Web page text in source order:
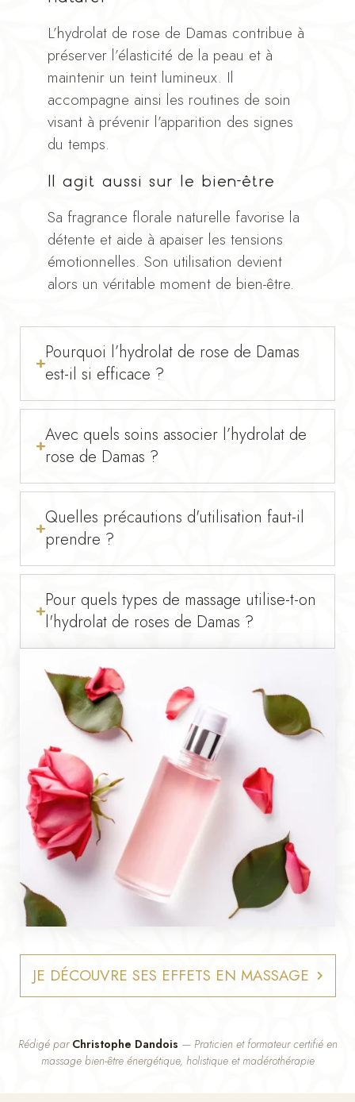
L’hydrolat de rose de Damas contribue à
préserver l’élasticité de la peau et à
maintenir un teint lumineux. Il
accompagne ainsi les routines de soin
visant à prévenir l’apparition des signes
du temps.
Il agit aussi sur le bien-être
Sa fragrance florale naturelle favorise la
détente et aide à apaiser les tensions
émotionnelles. Son utilisation devient
alors un véritable moment de bien-être.
Pourquoi l’hydrolat de rose de Damas
est-il si efficace ?
Avec quels soins associer l’hydrolat de
rose de Damas ?
Quelles précautions d'utilisation faut-il
prendre ?
Pour quels types de massage utilise-t-on
l'hydrolat de roses de Damas ?
JE DÉCOUVRE SES EFFETS EN MASSAGE
Rédigé par Christophe Dandois — Praticien et formateur certifié en
massage bien-être énergétique, holistique et madérothérapie